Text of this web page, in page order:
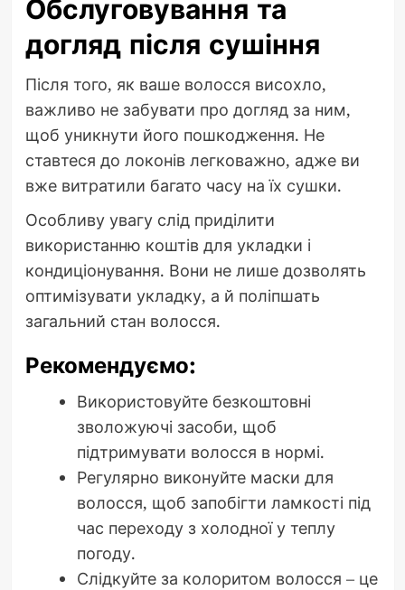
Обслуговування та
догляд після сушіння
Після того, як ваше волосся висохло,
важливо не забувати про догляд за ним,
щоб уникнути його пошкодження. Не
ставтеся до локонів легковажно, адже ви
вже витратили багато часу на їх сушки.
Особливу увагу слід приділити
використанню коштів для укладки і
кондиціонування. Вони не лише дозволять
оптимізувати укладку, а й поліпшать
загальний стан волосся.
Рекомендуємо:
Використовуйте безкоштовні
зволожуючі засоби, щоб
підтримувати волосся в нормі.
Регулярно виконуйте маски для
волосся, щоб запобігти ламкості під
час переходу з холодної у теплу
погоду.
Слідкуйте за колоритом волосся – це